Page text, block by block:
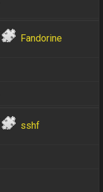
Fandorine
sshf